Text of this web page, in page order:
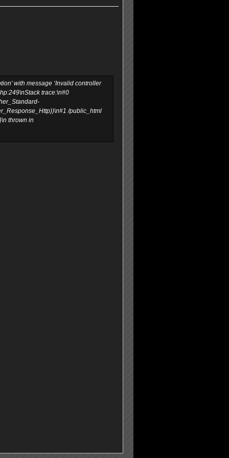
with message ‘Invalid controller
trace:\n#0
/public_html
thrown in